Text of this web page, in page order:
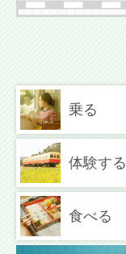
乗る
体験する
食べる